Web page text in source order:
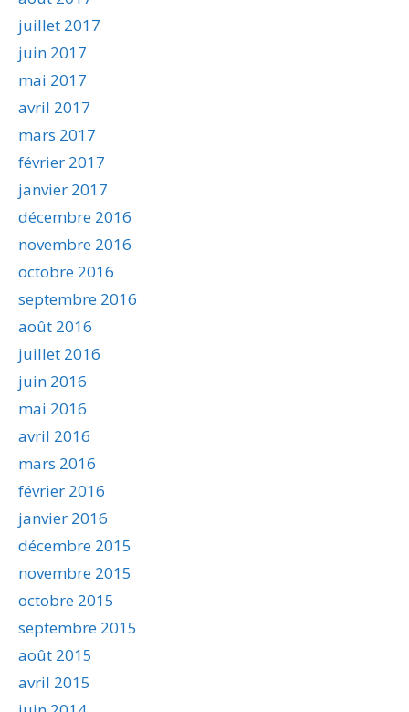
juillet 2017
juin 2017
mai 2017
avril 2017
mars 2017
février 2017
janvier 2017
décembre 2016
novembre 2016
octobre 2016
septembre 2016
août 2016
juillet 2016
juin 2016
mai 2016
avril 2016
mars 2016
février 2016
janvier 2016
décembre 2015
novembre 2015
octobre 2015
septembre 2015
août 2015
avril 2015